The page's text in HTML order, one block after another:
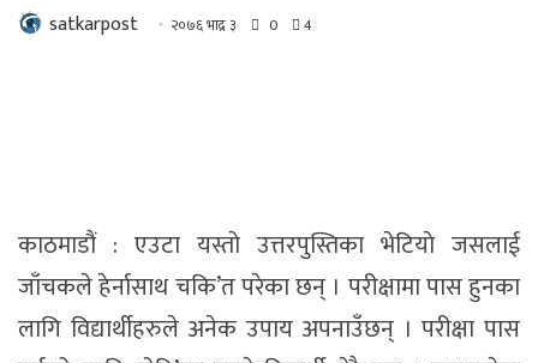
satkarpost २०७६ भाद्र ३ 0 4
काठमाडौं : एउटा यस्ताे उत्तरपुस्तिका भेटियाे जसलाई
जाँचकले हेर्नासाथ चकि’त परेका छन् । परीक्षामा पास हुनका
लागि विद्यार्थीहरुले अनेक उपाय अपनाउँछन् । परीक्षा पास